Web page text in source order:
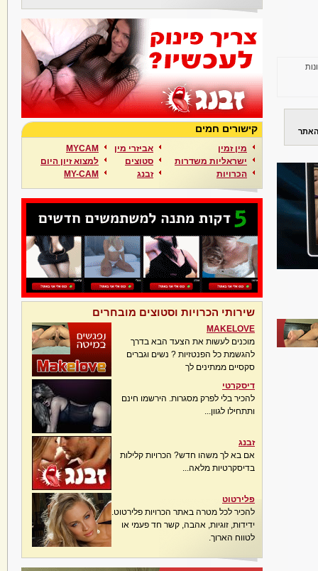
האתר קישורים חמים
מין זמין
ישראליות משדרות
הכרויות
אביזרי מין
סטוצים
זבנג
MYCAM
למצוא זיון היום
MY-CAM
שירותי הכרויות וסטוצים מובחרים
MAKELOVE
מוכנים לעשות את הצעד הבא בדרך
להגשמת כל הפנטזיות ? נשים וגברים
סקסיים ממתינים לך
דיסקרטי
להכיר בלי לפרק מסגרות. הירשמו חינם
ותתחילו לגוון...
זבנג
אם בא לך משהו חדש? הכרויות קלילות
בדיסקרטיות מלאה...
פלירטוט
להכיר לכל מטרה באתר הכרויות פלירטוט.
ידידות, זוגיות, אהבה, קשר חד פעמי או
לטווח הארוך.